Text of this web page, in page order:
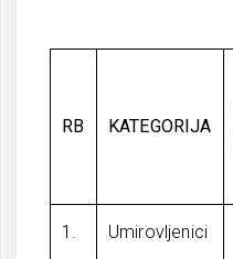
RB KATEGORIJA
1. Umirovljenici